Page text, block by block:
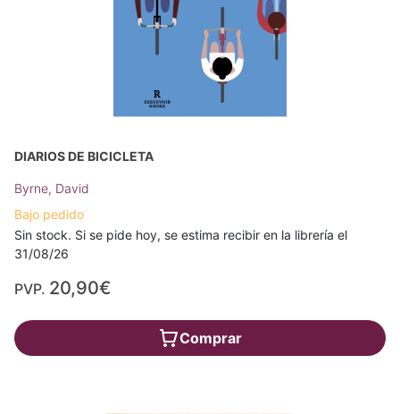
DIARIOS DE BICICLETA
Byrne, David
Bajo pedido
Sin stock. Si se pide hoy, se estima recibir en la librería el
31/08/26
PVP. 20,90€
Comprar